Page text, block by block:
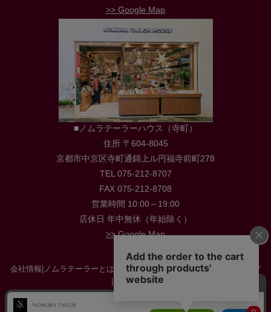
>> Google Map
■ノムラテーラーハウス（寺町）
住所 〒604-8045
京都市中京区寺町通錦上ル円福寺前町278
TEL 075-212-8707
FAX 075-212-8708
営業時間 10:00～19:00
店休日 年中無休（年始除く）
>> Google Map
会社情報 ノムラテーラーとは 店舗情報|採用情報|お役立ち情報・ブログ
お問い合わせ
特定商取引に関する法律に基づく表示